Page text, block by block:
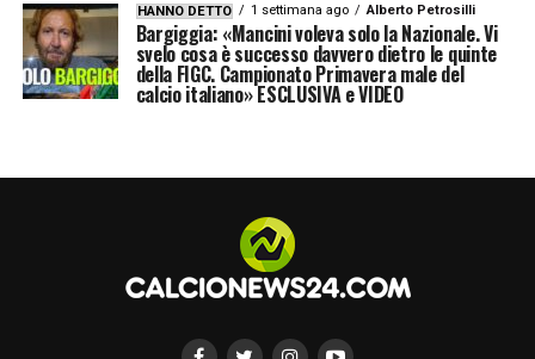
HANNO DETTO 1 settimana ago Alberto Petrosilli
Bargiggia: «Mancini voleva solo la Nazionale. Vi
svelo cosa è successo davvero dietro le quinte
della FIGC. Campionato Primavera male del
calcio italiano» ESCLUSIVA e VIDEO